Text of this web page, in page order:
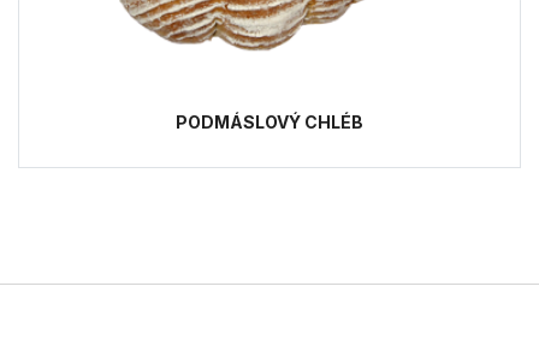
PODMÁSLOVÝ CHLÉB